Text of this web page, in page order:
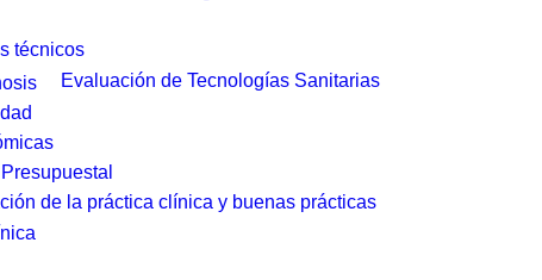
técnicos
Evaluación de Tecnologías Sanitarias
de la práctica clínica y buenas prácticas